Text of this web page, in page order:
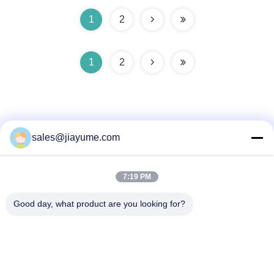
1 2
1 2
sales@jiayume.com
7:19 PM
Good day, what product are you looking for?